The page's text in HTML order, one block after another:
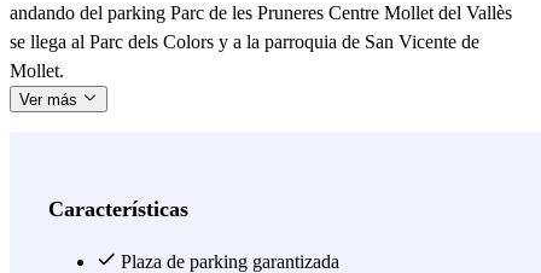
andando del parking Parc de les Pruneres Centre Mollet del Vallès
se llega al Parc dels Colors y a la parroquia de San Vicente de
Mollet.
Ver más
Características
Plaza de parking garantizada